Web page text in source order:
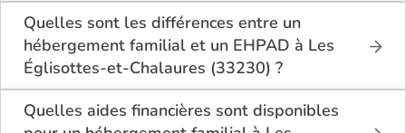
accompagnement personnalisé, tout en conservant
une grande autonomie.
de plus de 60 ans, seules ou en couple, qui
souhaitent vivre dans un cadre familial plutôt que
dans une structure médicalisée. Les personnes en
légère perte d’autonomie peuvent y trouver un bon
équilibre entre indépendance et accompagnement
quotidien.
Quelles sont les différences entre un
hébergement familial et un EHPAD à Les
Églisottes-et-Chalaures (33230) ?
L’hébergement familial accueille les seniors
chez un particulier agréé, dans un
Quelles aides financières sont disponibles